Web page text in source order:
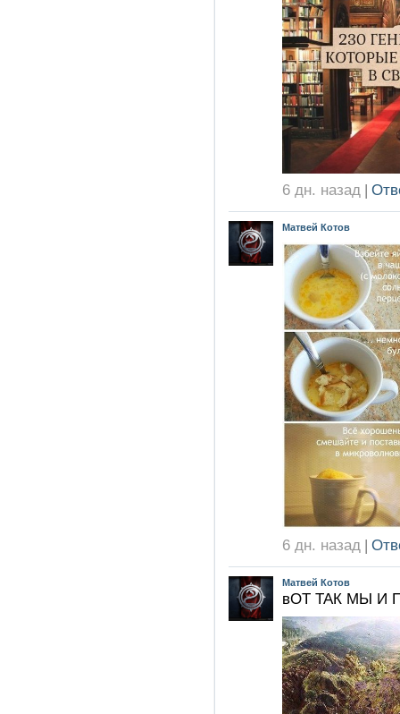
6 дн. назад |
Матвей Котов
6 дн. назад |
Матвей Котов
вОТ ТАК МЫ И